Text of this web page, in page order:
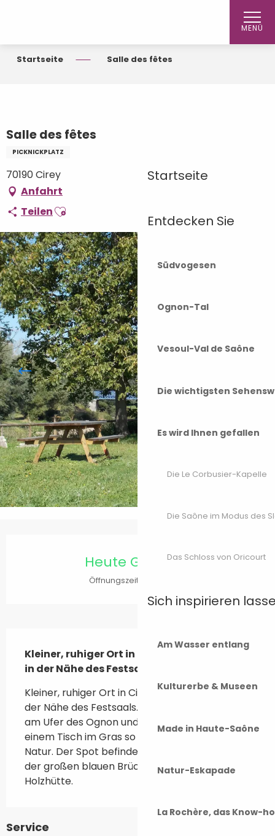
MENÜ
Startseite
Entdecken Sie
Südvogesen
Ognon-Tal
Vesoul-Val de Saône
Die wichtigsten
Es wird Ihnen gefallen
Die Le Corbusier-Kapelle
Die Saône im Modus des
Das Schloss von Oricourt
Sich inspirieren
Am Wasser entlang
Kulturerbe & Museen
Made in Haute-Saône
Natur-Eskapade
La Rochère, das Know-
Startseite Salle des fêtes
Salle des fêtes
PICKNICKPLATZ
70190 Cirey
Anfahrt
TeilenAjouter aux favoris
Heute Geöffnet
Öffnungszeiten ansehen
Kleiner, ruhiger Ort in Cirey-les-Bellevaux,
in der Nähe des Festsaals.
Kleiner, ruhiger Ort in Cirey-les-Bellevaux, in
der Nähe des Festsaals. Entspannen Sie sich
am Ufer des Ognon und picknicken Sie an
einem Tisch im Gras so nah wie möglich an der
Natur. Der Spot befindet sich nicht weit von
der großen blauen Brücke hinter einer kleinen
Holzhütte.
Service